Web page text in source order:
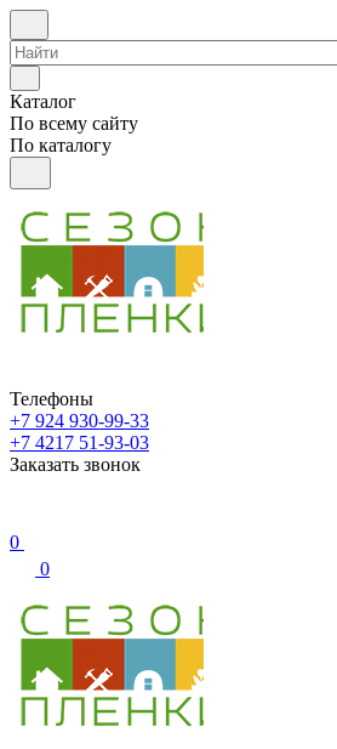
Каталог
По всему сайту
По каталогу
Телефоны
+7 924 930-99-33
+7 4217 51-93-03
Заказать звонок
0
0